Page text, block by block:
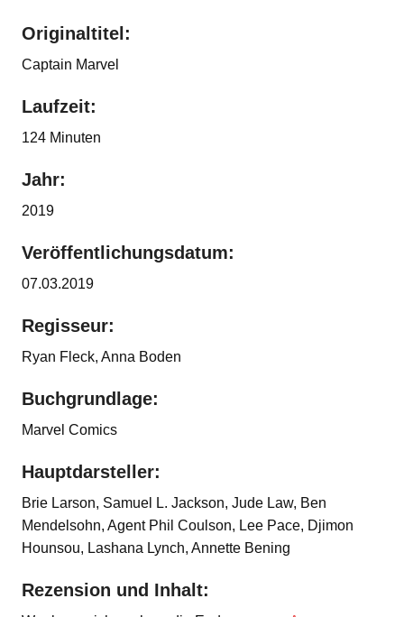
Originaltitel:
Captain Marvel
Laufzeit:
124 Minuten
Jahr:
2019
Veröffentlichungsdatum:
07.03.2019
Regisseur:
Ryan Fleck, Anna Boden
Buchgrundlage:
Marvel Comics
Hauptdarsteller:
Brie Larson, Samuel L. Jackson, Jude Law, Ben
Mendelsohn, Agent Phil Coulson, Lee Pace, Djimon
Hounsou, Lashana Lynch, Annette Bening
Rezension und Inhalt: